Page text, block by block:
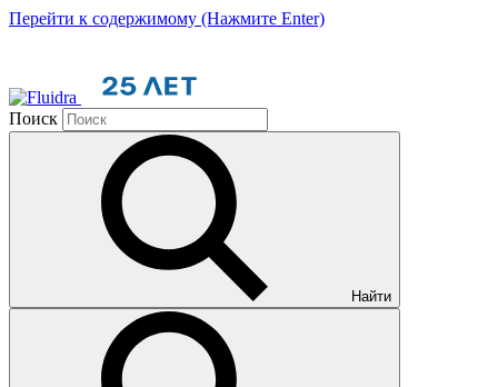
Перейти к содержимому (Нажмите Enter)
Поиск
Найти